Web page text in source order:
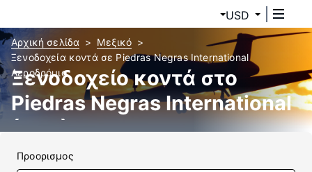
USD
Αρχική σελίδα
Μεξικό
Ξενοδοχεία κοντά σε Piedras Negras International
Αεροδρόμιο
Ξενοδοχείο κοντά στο
Piedras Negras International
(PDS)
Προορισμος